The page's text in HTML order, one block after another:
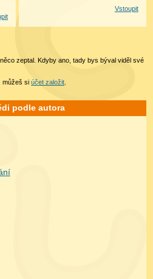
Vstoupit
zeptal. Kdyby ano, tady bys býval viděl své
můžeš siúčet založit
podle autora